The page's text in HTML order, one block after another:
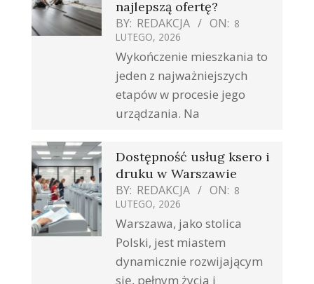
najlepszą ofertę?
BY: REDAKCJA ON: 8
LUTEGO, 2026
Wykończenie mieszkania to
jeden z najważniejszych
etapów w procesie jego
urządzania. Na
Dostępność usług ksero i
druku w Warszawie
BY: REDAKCJA ON: 8
LUTEGO, 2026
Warszawa, jako stolica
Polski, jest miastem
dynamicznie rozwijającym
się, pełnym życia i